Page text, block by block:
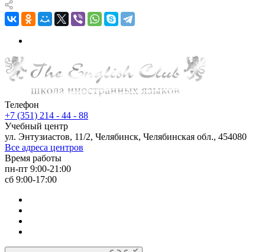
Телефон
+7 (351) 214 - 44 - 88
Учебный центр
ул. Энтузиастов, 11/2, Челябинск, Челябинская обл., 454080
Все адреса центров
Время работы
пн-пт 9:00-21:00
сб 9:00-17:00